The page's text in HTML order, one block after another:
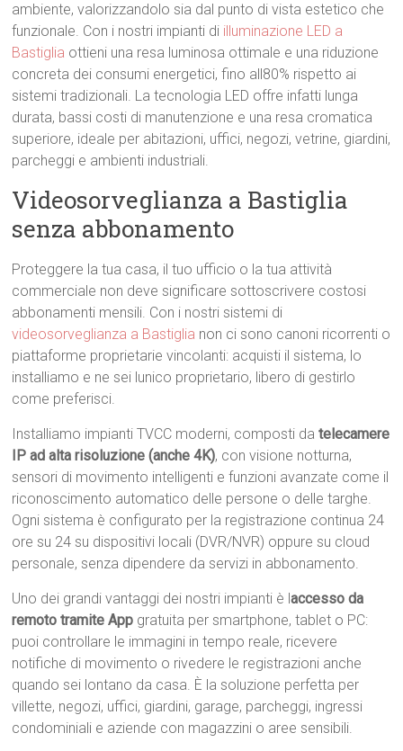
ambiente, valorizzandolo sia dal punto di vista estetico che
funzionale. Con i nostri impianti di illuminazione LED a
Bastiglia ottieni una resa luminosa ottimale e una riduzione
concreta dei consumi energetici, fino all80% rispetto ai
sistemi tradizionali. La tecnologia LED offre infatti lunga
durata, bassi costi di manutenzione e una resa cromatica
superiore, ideale per abitazioni, uffici, negozi, vetrine, giardini,
parcheggi e ambienti industriali.
Videosorveglianza a Bastiglia
senza abbonamento
Proteggere la tua casa, il tuo ufficio o la tua attività
commerciale non deve significare sottoscrivere costosi
abbonamenti mensili. Con i nostri sistemi di
videosorveglianza a Bastiglia non ci sono canoni ricorrenti o
piattaforme proprietarie vincolanti: acquisti il sistema, lo
installiamo e ne sei lunico proprietario, libero di gestirlo
come preferisci.
Installiamo impianti TVCC moderni, composti datelecamere
IP ad alta risoluzione (anche 4K), con visione notturna,
sensori di movimento intelligenti e funzioni avanzate come il
riconoscimento automatico delle persone o delle targhe.
Ogni sistema è configurato per la registrazione continua 24
ore su 24 su dispositivi locali (DVR/NVR) oppure su cloud
personale, senza dipendere da servizi in abbonamento.
Uno dei grandi vantaggi dei nostri impianti è laccesso da
remoto tramite App gratuita per smartphone, tablet o PC:
puoi controllare le immagini in tempo reale, ricevere
notifiche di movimento o rivedere le registrazioni anche
quando sei lontano da casa. È la soluzione perfetta per
villette, negozi, uffici, giardini, garage, parcheggi, ingressi
condominiali e aziende con magazzini o aree sensibili.